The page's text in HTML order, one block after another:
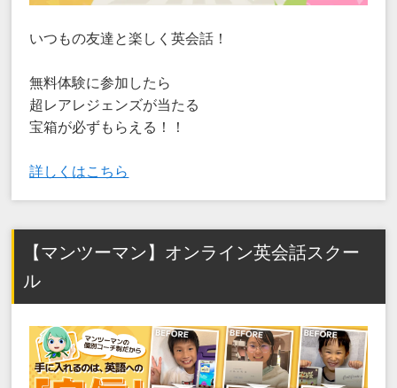
いつもの友達と楽しく英会話！
無料体験に参加したら
超レアレジェンズが当たる
宝箱が必ずもらえる！！
詳しくはこちら
【マンツーマン】オンライン英会話スクー
ル